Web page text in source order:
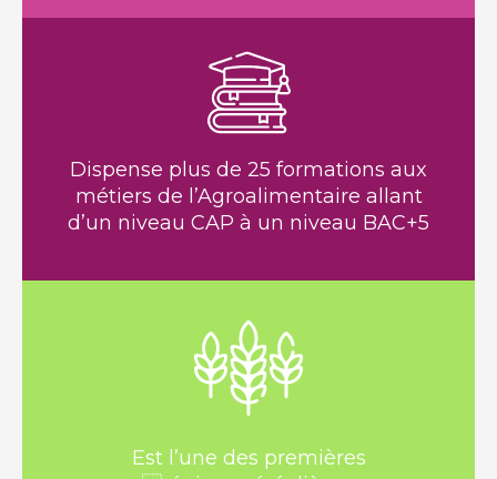
Dispense plus de 25 formations aux
métiers de l’Agroalimentaire allant
d’un niveau CAP à un niveau BAC+5
Est l’une des premières